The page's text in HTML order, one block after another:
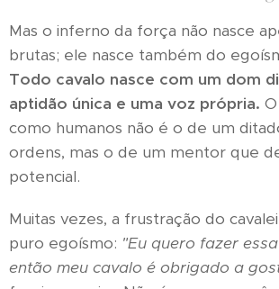
Mas o inferno da força não nasce
brutas; ele nasce também do
Todo cavalo nasce com um dom
aptidão única e uma voz própria.
como humanos não é o de um
ordens, mas o de um mentor que
potencial.
Muitas vezes, a frustração do
puro egoísmo: "Eu quero fazer
então meu cavalo é obrigado a